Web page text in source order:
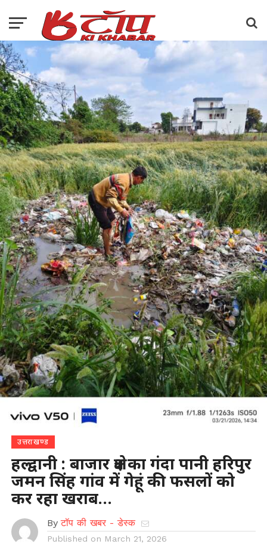
उत्तराखण्ड
हल्द्वानी : बाजार क्षेत्र का गंदा पानी हरिपुर
जमन सिंह गांव में गेहूं की फसलों को
कर रहा खराब…
By टॉप की खबर - डेस्क
Published on March 21, 2026